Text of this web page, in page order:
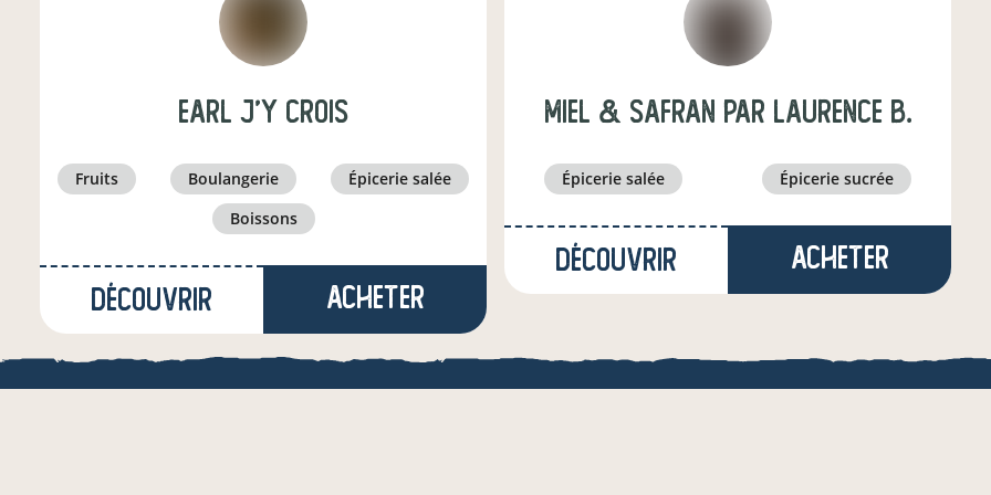
earl j'y crois
fruits boulangerie
épicerie salée
boissons
Découvrir Acheter
Miel & Safran par Laurence B.
épicerie salée épicerie sucrée
Découvrir Acheter
à Macqueville(17,6 km) à Sonnac(18,5 km)